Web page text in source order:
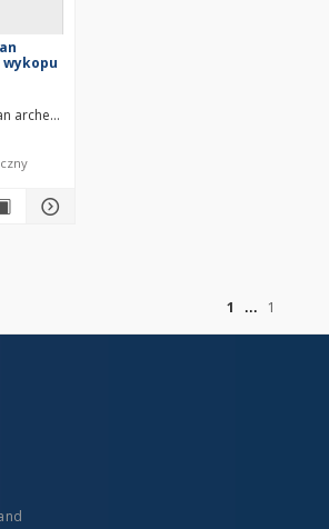
archeologiczny wykopu średniowiecze wczesne
1
1